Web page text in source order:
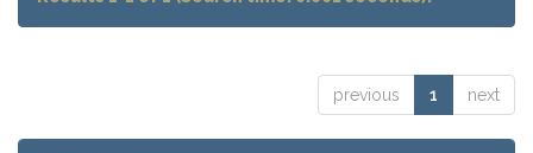
previous 1 next